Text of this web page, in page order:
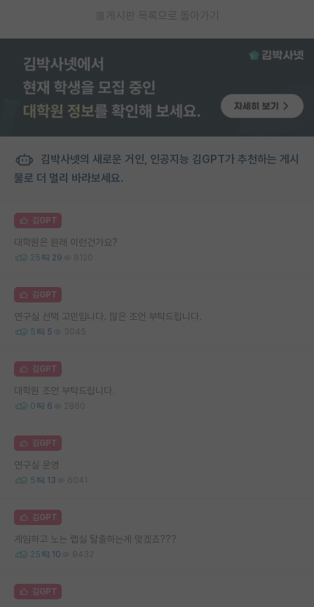
게시판 목록으로 돌아가기
김박사넷의 새로운 거인, 인공지능 김GPT가 추천하는 게시
물로 더 멀리 바라보세요.
김GPT
대학원은 원래 이런건가요?
25 29 8120
김GPT
연구실 선택 고민입니다. 많은 조언 부탁드립니다.
5 5 3045
김GPT
대학원 조언 부탁드립니다.
0 6 2860
김GPT
연구실 운영
5 13 6041
김GPT
게임하고 노는 랩실 탈출하는게 맞겠죠???
25 10 8432
김GPT